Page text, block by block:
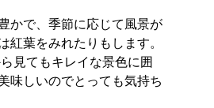
かで、季節に応じて風景が
紅葉をみれたりもします。
見てもキレイな景色に囲
味しいのでとっても気持ち